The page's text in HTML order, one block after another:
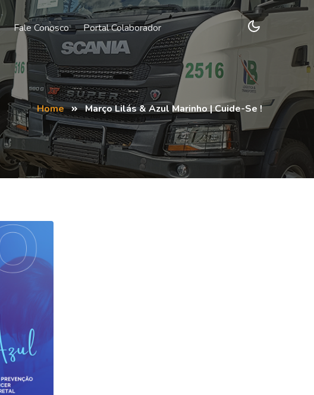
Fale Conosco Portal Colaborador
Home Março Lilás & Azul Marinho | Cuide-Se !